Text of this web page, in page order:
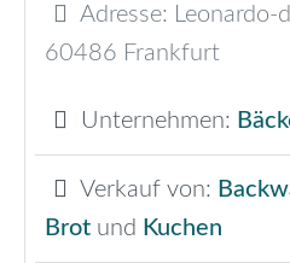
Adresse: Leonardo-
60486 Frankfurt
Unternehmen:
Verkauf von:
Brot und Kuchen